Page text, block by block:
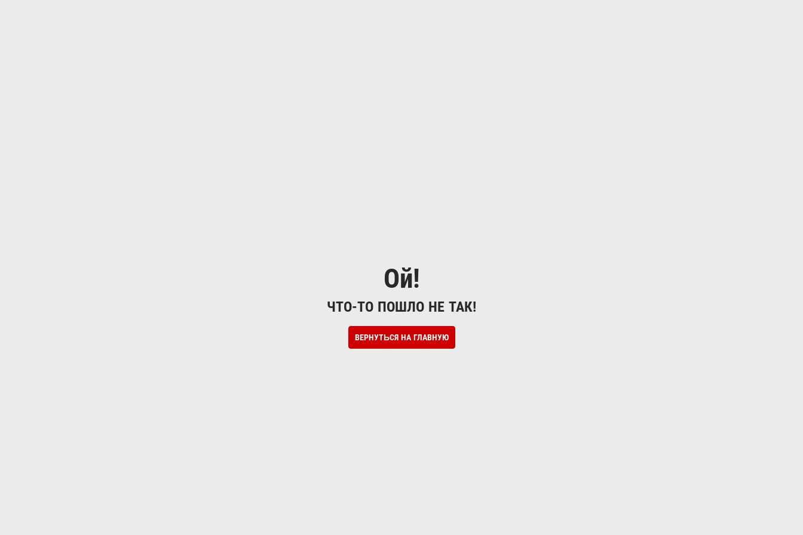
Ой!
ЧТО-ТО ПОШЛО НЕ ТАК!
ВЕРНУТЬСЯ НА ГЛАВНУЮ